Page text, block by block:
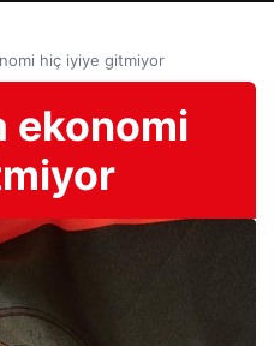
hiç iyiye gitmiyor
ekonomi